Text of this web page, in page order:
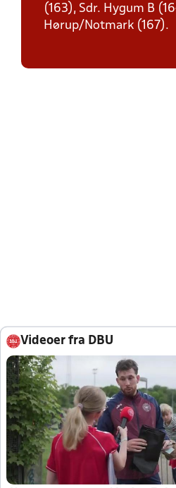
(163), Sdr. Hygum B
Hørup/Notmark (167).
Videoer fra DBU